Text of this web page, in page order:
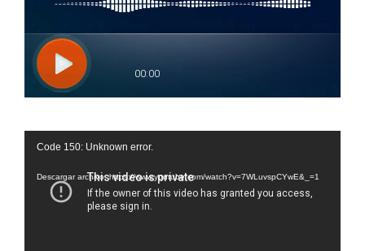
Reproductor
vídeo
Code 150: Unknown error.
Descargar archivo: https://www.youtube.com/watch?v=7WLuvspCYwE&_=1